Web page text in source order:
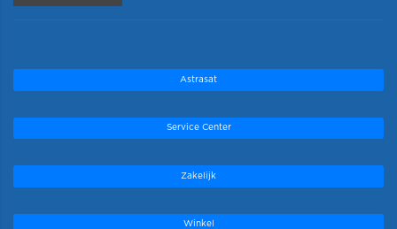
Astrasat
Service Center
Zakelijk
Winkel